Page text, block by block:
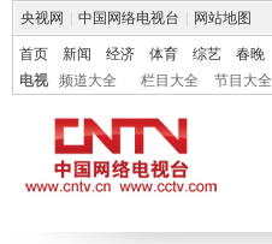
央视网 中国网络电视台 网站地图
首页 新闻 经济 体育 综艺 春晚
电视
频道大全 栏目大全 节目大全